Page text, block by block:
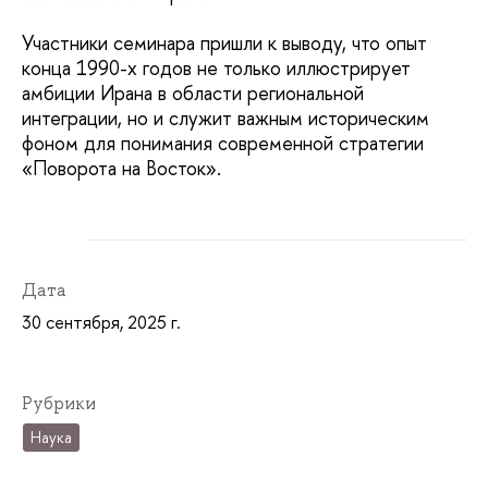
Участники семинара пришли к выводу, что опыт
конца 1990-х годов не только иллюстрирует
амбиции Ирана в области региональной
интеграции, но и служит важным историческим
фоном для понимания современной стратегии
«Поворота на Восток».
Дата
30 сентября, 2025 г.
Рубрики
Наука